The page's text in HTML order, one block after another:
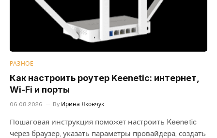
РАЗНОЕ
Как настроить роутер Keenetic: интернет,
Wi-Fi и порты
06.08.2026 By Ирина Яковчук
Пошаговая инструкция поможет настроить Keenetic
через браузер, указать параметры провайдера, создать